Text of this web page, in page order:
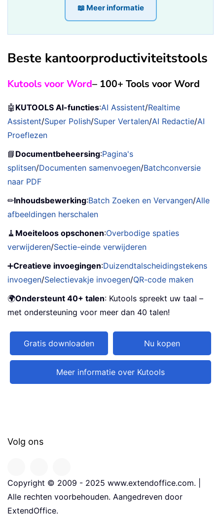
📖 Meer informatie
Beste kantoorproductiviteitstools
Kutools voor Word– 100+ Tools voor Word
🤖 KUTOOLS AI-functies:AI Assistent/Realtime
Assistent/Super Polish/Super Vertalen/AI Redactie/AI
Proeflezen
📘 Documentbeheersing:Pagina's
splitsen/Documenten samenvoegen/Batchconversie
naar PDF
✏Inhoudsbewerking:Batch Zoeken en Vervangen/Alle
afbeeldingen herschalen
🧹 Moeiteloos opschonen:Overbodige spaties
verwijderen/Sectie-einde verwijderen
➕Creatieve invoegingen:Duizendtalscheidingstekens
invoegen/Selectievakje invoegen/QR-code maken
🌍Ondersteunt 40+ talen: Kutools spreekt uw taal –
met ondersteuning voor meer dan 40 talen!
Gratis downloaden Nu kopen
Meer informatie over Kutools
Volg ons
Copyright © 2009 - 2025 www.extendoffice.com. |
Alle rechten voorbehouden. Aangedreven door
ExtendOffice.